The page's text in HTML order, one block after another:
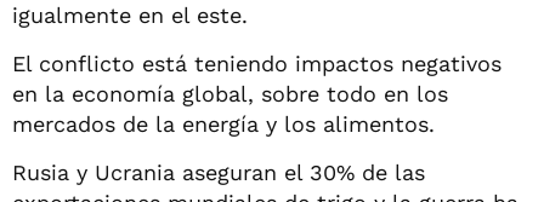
igualmente en el este.
El conflicto está teniendo impactos negativos
en la economía global, sobre todo en los
mercados de la energía y los alimentos.
Rusia y Ucrania aseguran el 30% de las